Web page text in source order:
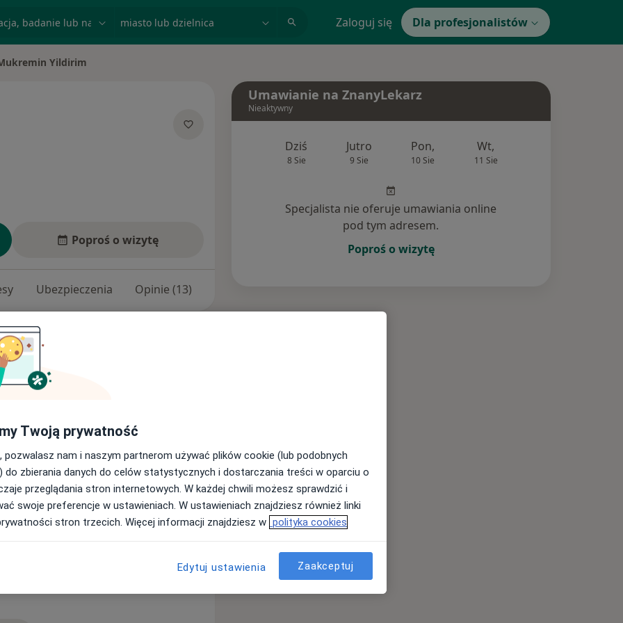
Zaloguj się Dla profesjonalistów
miasto Yildirim
Poproś o wizytę
Ubezpieczenia Opinie (13)
specjalizuję się w branży
są problemy związane z
i wiedzy pomagam
się również masażem
w regeneracji i zapobieganiu
pacjentowi indywidualnego
mógł cieszyć się pełnią
Umawianie na ZnanyLekarz
Nieaktywny
Dziś
8 Sie
Jutro
9 Sie
Pon,
10 Sie
Wt,
11 Sie
Specjalista nie oferuje umawiania online
pod tym adresem.
Poproś o wizytę
Twoją prywatność
pozwalasz nam i naszym partnerom używać plików cookie (lub podobnych
do zbierania danych do celów statystycznych i dostarczania treści w oparciu o
przeglądania stron internetowych. W każdej chwili możesz sprawdzić i
swoje preferencje w ustawieniach. W ustawieniach znajdziesz również linki
stron trzecich. Więcej informacji znajdziesz w polityka cookies
Edytuj ustawienia Zaakceptuj